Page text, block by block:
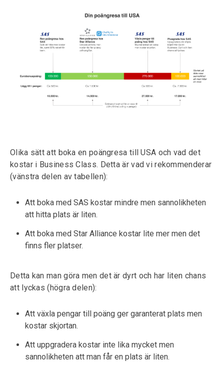
Olika sätt att boka en poängresa till USA och vad det
kostar i Business Class. Detta är vad vi rekommenderar
(vänstra delen av tabellen):
Att boka med SAS kostar mindre men sannolikheten
att hitta plats är liten.
Att boka med Star Alliance kostar lite mer men det
finns fler platser.
Detta kan man göra men det är dyrt och har liten chans
att lyckas (högra delen):
Att växla pengar till poäng ger garanterat plats men
kostar skjortan.
Att uppgradera kostar inte lika mycket men
sannolikheten att man får en plats är liten.